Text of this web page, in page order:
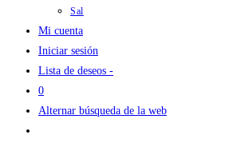
Sal
Mi cuenta
Iniciar sesión
Lista de deseos -
0
Alternar búsqueda de la web